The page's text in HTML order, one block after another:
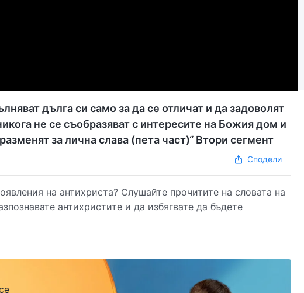
дълга си само за да се отличат и да задоволят
не се съобразяват с интересите на Божия дом и
за лична слава (пета част)“ Втори сегмент
Сподели
на антихриста? Слушайте прочитите на словата на
антихристите и да избягвате да бъдете